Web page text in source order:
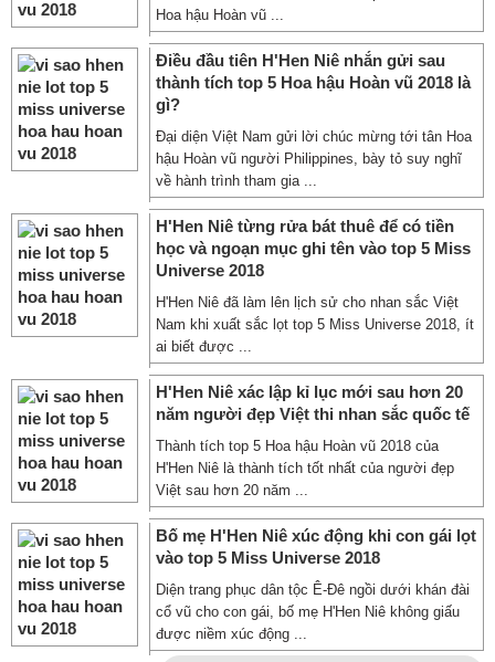
Hoa hậu Hoàn vũ ...
Điều đầu tiên H'Hen Niê nhắn gửi sau
thành tích top 5 Hoa hậu Hoàn vũ 2018 là
gì?
Đại diện Việt Nam gửi lời chúc mừng tới tân Hoa
hậu Hoàn vũ người Philippines, bày tỏ suy nghĩ
về hành trình tham gia ...
H'Hen Niê từng rửa bát thuê để có tiền
học và ngoạn mục ghi tên vào top 5 Miss
Universe 2018
H'Hen Niê đã làm lên lịch sử cho nhan sắc Việt
Nam khi xuất sắc lọt top 5 Miss Universe 2018, ít
ai biết được ...
H'Hen Niê xác lập kỉ lục mới sau hơn 20
năm người đẹp Việt thi nhan sắc quốc tế
Thành tích top 5 Hoa hậu Hoàn vũ 2018 của
H'Hen Niê là thành tích tốt nhất của người đẹp
Việt sau hơn 20 năm ...
Bố mẹ H'Hen Niê xúc động khi con gái lọt
vào top 5 Miss Universe 2018
Diện trang phục dân tộc Ê-Đê ngồi dưới khán đài
cổ vũ cho con gái, bố mẹ H'Hen Niê không giấu
được niềm xúc động ...